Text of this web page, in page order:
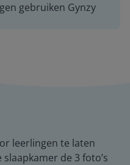
gebruiken Gynzy
leerlingen te laten
de 3 foto’s